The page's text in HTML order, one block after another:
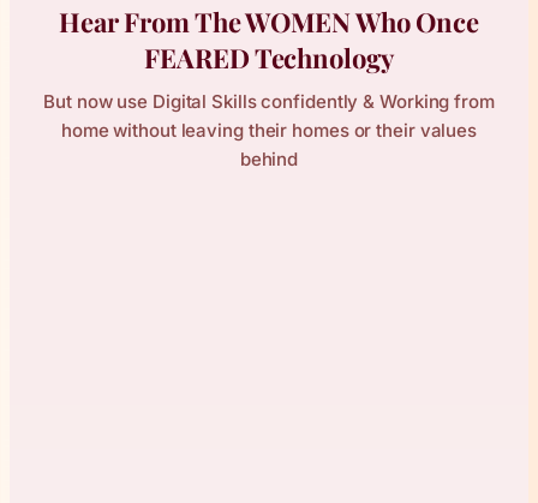
Hear From The WOMEN Who Once
FEARED Technology
But now use Digital Skills confidently & Working from
home without leaving their homes or their values
behind